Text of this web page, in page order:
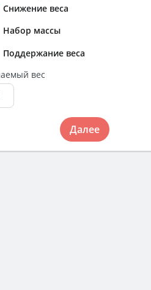
Снижение веса
Набор массы
Поддержание веса
вес
Далее